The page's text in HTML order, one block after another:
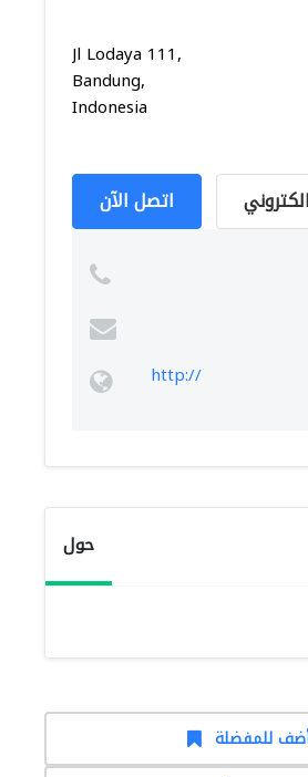
Jl Lodaya 111,
Bandung,
Indonesia
اتصل الآن
http://
حول
للمفضلة